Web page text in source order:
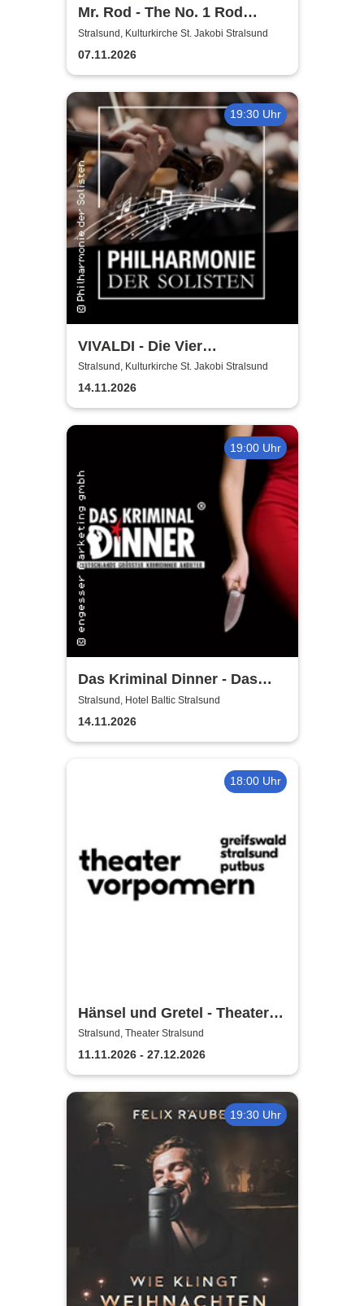
Mr. Rod - The No. 1 Rod
Stewart Show
Stralsund, Kulturkirche St. Jakobi Stralsund
07.11.2026
19:30 Uhr
VIVALDI - Die Vier
Jahreszeiten | Philharmonie
der Solisten | Vladik Otaryan
Stralsund, Kulturkirche St. Jakobi Stralsund
14.11.2026
19:00 Uhr
Das Kriminal Dinner - Das
True Crime Dinner
Stralsund, Hotel Baltic Stralsund
14.11.2026
18:00 Uhr
Hänsel und Gretel - Theater
Vorpommern
Stralsund, Theater Stralsund
11.11.2026 - 27.12.2026
19:30 Uhr